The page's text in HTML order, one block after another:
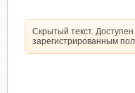
Скрытый текст. Доступен
зарегистрированным